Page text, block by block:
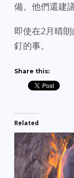
備。他們還建
即使在2月晴
釘的事。
Share this:
Related